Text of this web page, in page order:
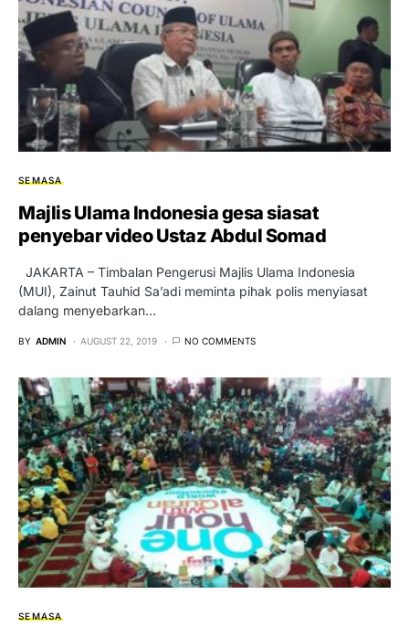
SEMASA
Majlis Ulama Indonesia gesa siasat
penyebar video Ustaz Abdul Somad
JAKARTA – Timbalan Pengerusi Majlis Ulama Indonesia
(MUI), Zainut Tauhid Sa’adi meminta pihak polis menyiasat
dalang menyebarkan…
BY ADMIN AUGUST 22, 2019 NO COMMENTS
SEMASA